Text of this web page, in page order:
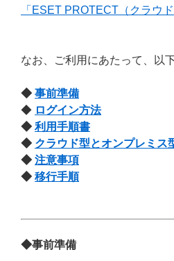
「ESET PROTECT（クラウ
なお、ご利用にあたって、以
◆ 事前準備
◆ ログイン方法
◆ 利用手順書
◆ クラウド型とオンプレミス
◆ 注意事項
◆ 移行手順
◆事前準備